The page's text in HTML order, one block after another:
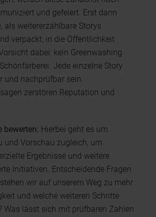
und gefeiert. Erst dann
als weitererzählbare Storys
verpackt, in die Öffentlichkeit
dabei: kein Greenwashing
Jede einzelne Story
und nachprüfbar sein.
zerstören Reputation und
bewerten: Hierbei geht es um
und Vorschau zugleich, um
Ergebnisse und weitere
Initiativen. Entscheidende Fragen
wir auf unserem Weg zu mehr
und welche weiteren Schritte
Was lässt sich mit prüfbaren Zahlen